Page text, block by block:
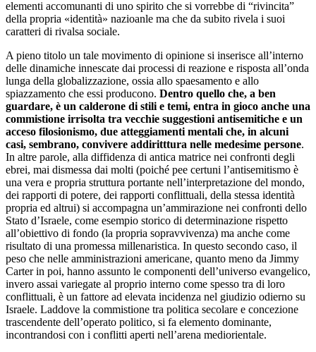
elementi accomunanti di uno spirito che si vorrebbe di “rivincita”
della propria «identità» nazioanle ma che da subito rivela i suoi
caratteri di rivalsa sociale.
A pieno titolo un tale movimento di opinione si inserisce all’interno
delle dinamiche innescate dai processi di reazione e risposta all’onda
lunga della globalizzazione, ossia allo spaesamento e allo
spiazzamento che essi producono. Dentro quello che, a ben
guardare, è un calderone di stili e temi, entra in gioco anche una
commistione irrisolta tra vecchie suggestioni antisemitiche e un
acceso filosionismo, due atteggiamenti mentali che, in alcuni
casi, sembrano, convivere addiritttura nelle medesime persone.
In altre parole, alla diffidenza di antica matrice nei confronti degli
ebrei, mai dismessa dai molti (poiché pee certuni l’antisemitismo è
una vera e propria struttura portante nell’interpretazione del mondo,
dei rapporti di potere, dei rapporti conflittuali, della stessa identità
propria ed altrui) si accompagna un’ammirazione nei confronti dello
Stato d’Israele, come esempio storico di determinazione rispetto
all’obiettivo di fondo (la propria sopravvivenza) ma anche come
risultato di una promessa millenaristica. In questo secondo caso, il
peso che nelle amministrazioni americane, quanto meno da Jimmy
Carter in poi, hanno assunto le componenti dell’universo evangelico,
invero assai variegate al proprio interno come spesso tra di loro
conflittuali, è un fattore ad elevata incidenza nel giudizio odierno su
Israele. Laddove la commistione tra politica secolare e concezione
trascendente dell’operato politico, si fa elemento dominante,
incontrandosi con i conflitti aperti nell’arena mediorientale.